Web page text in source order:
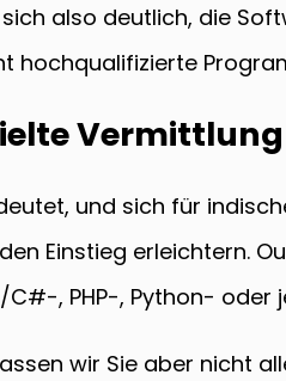
also deutlich, die
hochqualifizierte
und sich für
Einstieg erleichtern.
, PHP-, Python- oder
wir Sie aber nicht